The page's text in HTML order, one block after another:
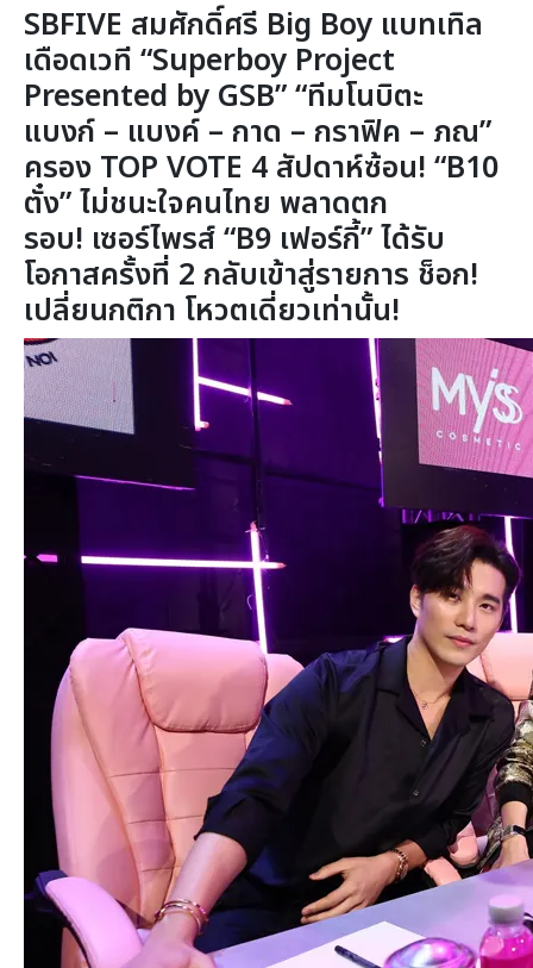
SBFIVE สมศักดิ์ศรี Big Boy แบทเทิล
เดือดเวที “Superboy Project
Presented by GSB”“ทีมโนบิตะ
แบงก์ – แบงค์ – กาด – กราฟิค – ภณ”
ครอง TOP VOTE 4 สัปดาห์ซ้อน! “B10
ตั๋ง” ไม่ชนะใจคนไทย พลาดตก
รอบ! เซอร์ไพรส์ “B9 เฟอร์กี้” ได้รับ
โอกาสครั้งที่ 2 กลับเข้าสู่รายการ ช็อก!
เปลี่ยนกติกา โหวตเดี่ยวเท่านั้น!